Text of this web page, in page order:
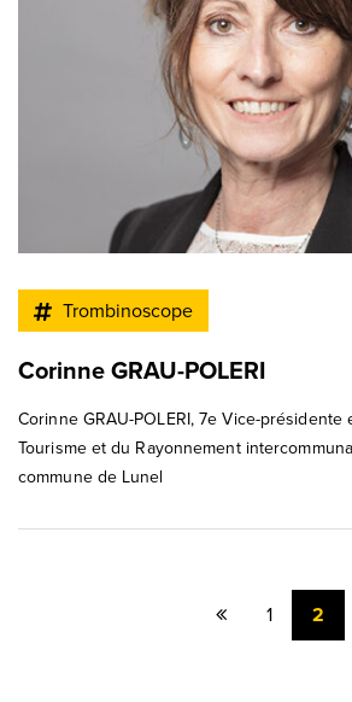
Trombinoscope
Corinne GRAU-POLERI
Corinne GRAU-POLERI, 7e Vice-présidente
Tourisme et du Rayonnement
commune de Lunel
Page
précédente
1 2